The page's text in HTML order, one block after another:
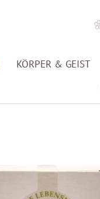
KÖRPER & GEIST